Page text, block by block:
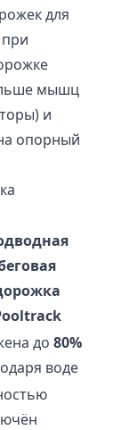
для
мышц
и
опорный
до 80%
воде